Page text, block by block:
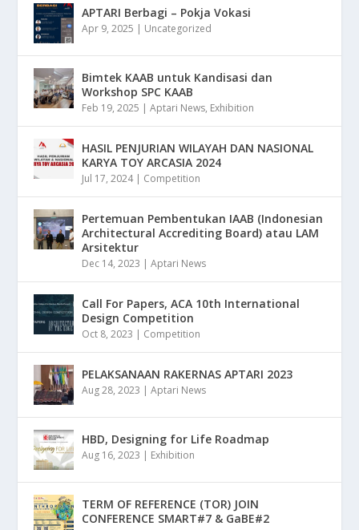
APTARI Berbagi – Pokja Vokasi
Apr 9, 2025 | Uncategorized
Bimtek KAAB untuk Kandisasi dan
Workshop SPC KAAB
Feb 19, 2025 |Aptari News, Exhibition
HASIL PENJURIAN WILAYAH DAN NASIONAL
KARYA TOY ARCASIA 2024
Jul 17, 2024| Competition
Pertemuan Pembentukan IAAB (Indonesian
Architectural Accrediting Board) atau LAM
Arsitektur
Dec 14, 2023 |Aptari News
Call For Papers, ACA 10th International
Design Competition
Oct 8, 2023 | Competition
PELAKSANAAN RAKERNAS APTARI 2023
Aug 28, 2023 |Aptari News
HBD, Designing for Life Roadmap
Aug 16, 2023 | Exhibition
TERM OF REFERENCE (TOR) JOIN
CONFERENCE SMART#7 & GaBE#2